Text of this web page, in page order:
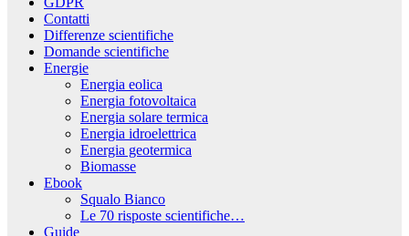
Contatti
Differenze scientifiche
Domande scientifiche
Energie
Energia eolica
Energia fotovoltaica
Energia solare termica
Energia idroelettrica
Energia geotermica
Biomasse
Ebook
Squalo Bianco
Le 70 risposte scientifiche…
Guide